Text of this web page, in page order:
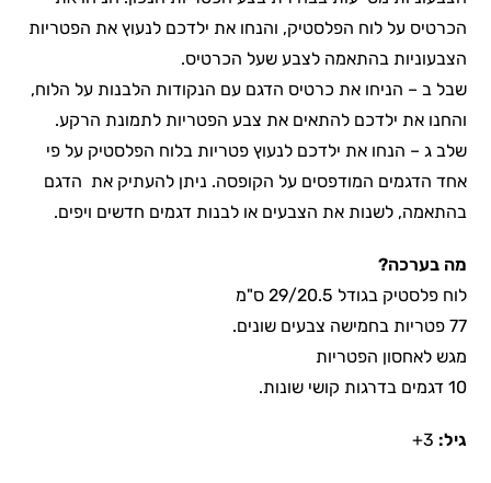
הכרטיס על לוח הפלסטיק, והנחו את ילדכם לנעוץ את הפטריות
הצבעוניות בהתאמה לצבע שעל הכרטיס.
שבל ב – הניחו את כרטיס הדגם עם הנקודות הלבנות על הלוח,
והחנו את ילדכם להתאים את צבע הפטריות לתמונת הרקע.
שלב ג – הנחו את ילדכם לנעוץ פטריות בלוח הפלסטיק על פי
אחד הדגמים המודפסים על הקופסה. ניתן להעתיק את הדגם
בהתאמה, לשנות את הצבעים או לבנות דגמים חדשים ויפים.
מה בערכה?
לוח פלסטיק בגודל 29/20.5 ס"מ
77 פטריות בחמישה צבעים שונים.
מגש לאחסון הפטריות
10 דגמים בדרגות קושי שונות.
גיל: